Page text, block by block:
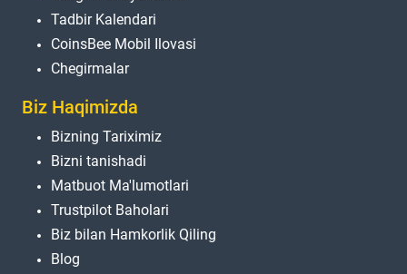
Tadbir Kalendari
CoinsBee Mobil Ilovasi
Chegirmalar
Biz Haqimizda
Bizning Tariximiz
Bizni tanishadi
Matbuot Ma'lumotlari
Trustpilot Baholari
Biz bilan Hamkorlik Qiling
Blog